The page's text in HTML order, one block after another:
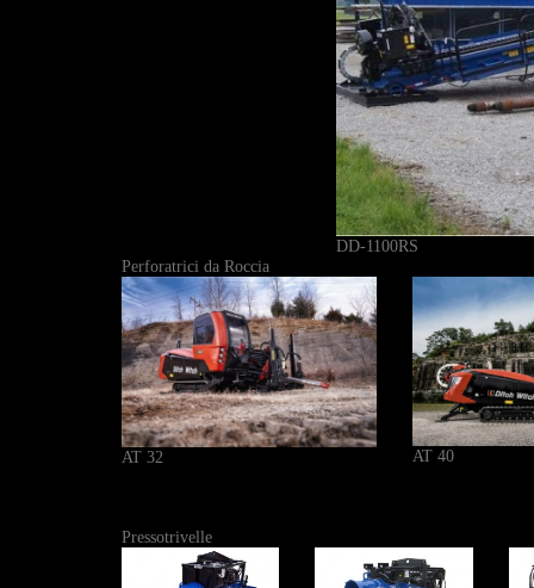
DD-1100RS
Perforatrici da Roccia
AT 32 AT 40
Pressotrivelle